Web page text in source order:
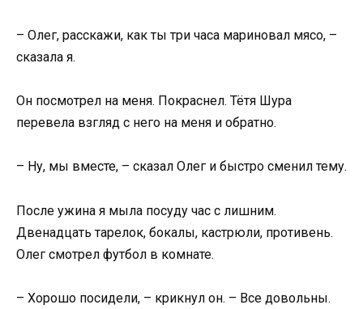
– Олег, расскажи, как ты три часа мариновал мясо, –
сказала я.
Он посмотрел на меня. Покраснел. Тётя Шура
перевела взгляд с него на меня и обратно.
– Ну, мы вместе, – сказал Олег и быстро сменил тему.
После ужина я мыла посуду час с лишним.
Двенадцать тарелок, бокалы, кастрюли, противень.
Олег смотрел футбол в комнате.
– Хорошо посидели, – крикнул он. – Все довольны.